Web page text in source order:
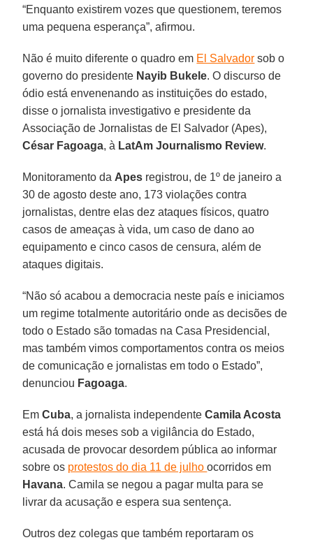
“Enquanto existirem vozes que questionem, teremos
uma pequena esperança”, afirmou.
Não é muito diferente o quadro em El Salvador sob o
governo do presidente Nayib Bukele. O discurso de
ódio está envenenando as instituições do estado,
disse o jornalista investigativo e presidente da
Associação de Jornalistas de El Salvador (Apes),
César Fagoaga, à LatAm Journalismo Review.
Monitoramento da Apes registrou, de 1º de janeiro a
30 de agosto deste ano, 173 violações contra
jornalistas, dentre elas dez ataques físicos, quatro
casos de ameaças à vida, um caso de dano ao
equipamento e cinco casos de censura, além de
ataques digitais.
“Não só acabou a democracia neste país e iniciamos
um regime totalmente autoritário onde as decisões de
todo o Estado são tomadas na Casa Presidencial,
mas também vimos comportamentos contra os meios
de comunicação e jornalistas em todo o Estado”,
denunciou Fagoaga.
EmCuba, a jornalista independenteCamila Acosta
está há dois meses sob a vigilância do Estado,
acusada de provocar desordem pública ao informar
sobre os protestos do dia 11 de julhoocorridos em
Havana. Camila se negou a pagar multa para se
livrar da acusação e espera sua sentença.
Outros dez colegas que também reportaram os